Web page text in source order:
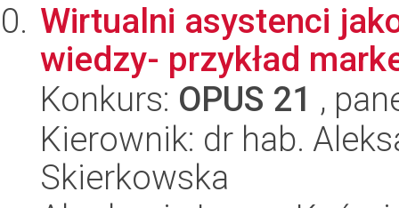
Wirtualni asystenci
wiedzy- przykład
Konkurs: OPUS 21 ,
Kierownik: dr hab.
Skierkowska